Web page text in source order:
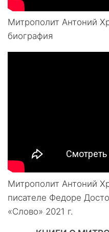
Митрополит Антоний
биография
Митрополит Антоний
писателе Федоре
«Слово» 2021 г.